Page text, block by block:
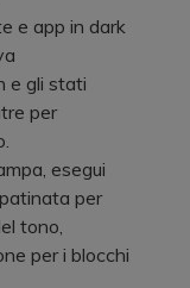
e app in dark
e gli stati
per
esegui
per
tono,
per i blocchi